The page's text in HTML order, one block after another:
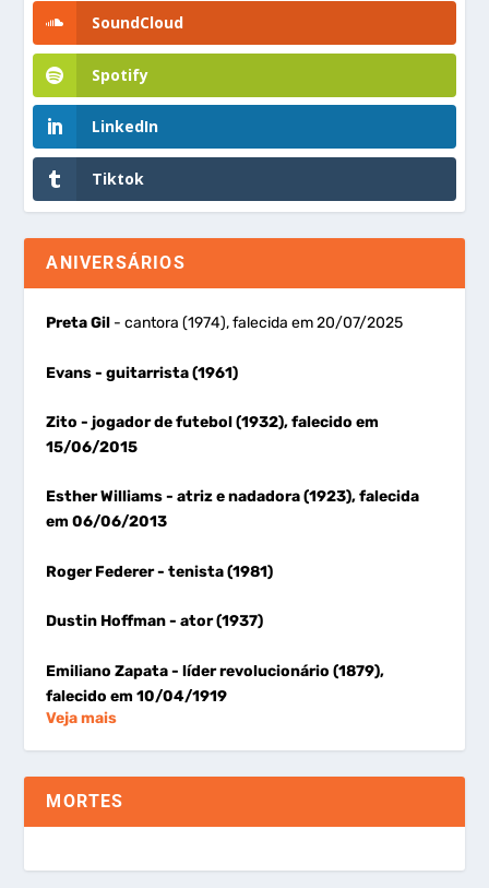
SoundCloud
Spotify
LinkedIn
Tiktok
ANIVERSÁRIOS
Preta Gil - cantora (1974), falecida em 20/07/2025
Evans- guitarrista (1961)
Zito- jogador de futebol (1932), falecido em
15/06/2015
Esther Williams- atriz e nadadora (1923), falecida
em 06/06/2013
Roger Federer- tenista (1981)
Dustin Hoffman- ator (1937)
Emiliano Zapata- líder revolucionário (1879),
falecido em 10/04/1919
Veja mais
MORTES